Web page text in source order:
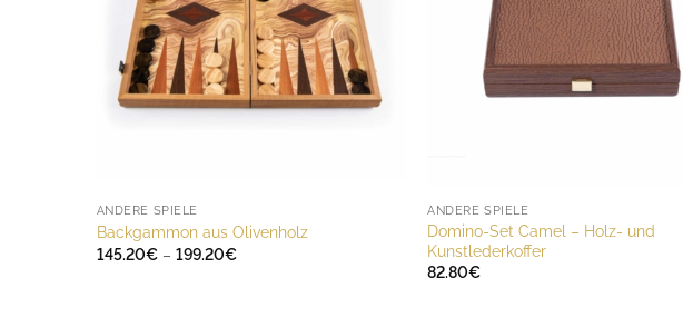
ANDERE SPIELE
Backgammon aus Olivenholz
145.20€ – 199.20€Preisspanne:
ANDERE SPIELE
Domino-Set Camel – Holz- und
Kunstlederkoffer
82.80€